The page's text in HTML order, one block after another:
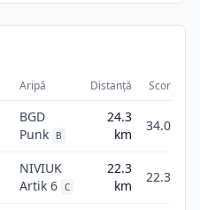
Aripă Distanță Scor
BGD
Punk
B
24.3
km
34.0
NIVIUK
Artik 6 C
22.3
km
22.3